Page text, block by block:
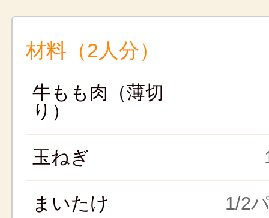
材料（2人分）
牛もも肉（薄切
り）
玉ねぎ
まいたけ 1/2